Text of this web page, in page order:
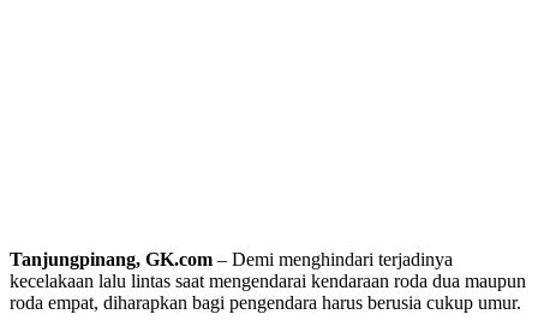
Tanjungpinang, GK.com – Demi menghindari terjadinya
kecelakaan lalu lintas saat mengendarai kendaraan roda dua maupun
roda empat, diharapkan bagi pengendara harus berusia cukup umur.